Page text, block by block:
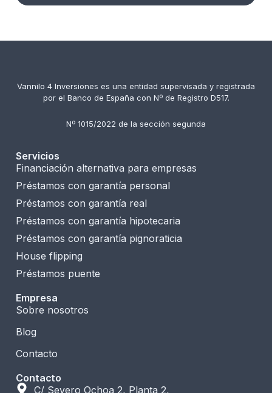
Vannilo 4 Inversiones es una entidad supervisada y registrada
por el Banco de España con Nº de Registro D517.
Nº 1015/2022 de la sección segunda
Servicios
Financiación alternativa para empresas
Préstamos con garantía personal
Préstamos con garantía real
Préstamos con garantía hipotecaria
Préstamos con garantía pignoraticia
House flipping
Préstamos puente
Empresa
Sobre nosotros
Blog
Contacto
Contacto
C/ Severo Ochoa 2, Planta 2,